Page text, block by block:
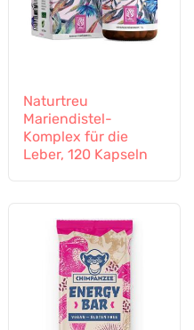
Naturtreu
Mariendistel-
Komplex für die
Leber, 120 Kapseln